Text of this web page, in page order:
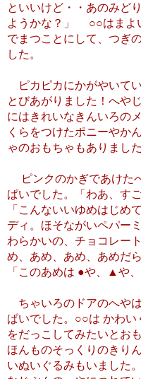
といいけど・・あのみど
ようかな？」 ○○はまよ
でまつことにして、つぎ
した。
ピカピカにかがやいて
とびあがりました！へや
にはきれいなきんいろ
くらをつけたポニーやか
ゃのおもちゃもありました
ピンクのかぎであけた
ぱいでした。「わあ、す
「こんないいゆめはじめ
ディ。ほそながいペパー
わらかいの、チョコレ
め、あめ、あめ、あめだ
「このあめは ●や、▲や
ちゃいろのドアのへや
ぱいでした。○○は かわい
をだっこしてみたいと
ほんものそっくりのきり
いぬいぐるみもいました